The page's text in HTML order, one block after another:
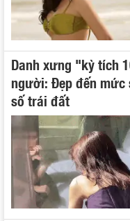
Danh xưng "kỳ tích
người: Đẹp đến mức
số trái đất